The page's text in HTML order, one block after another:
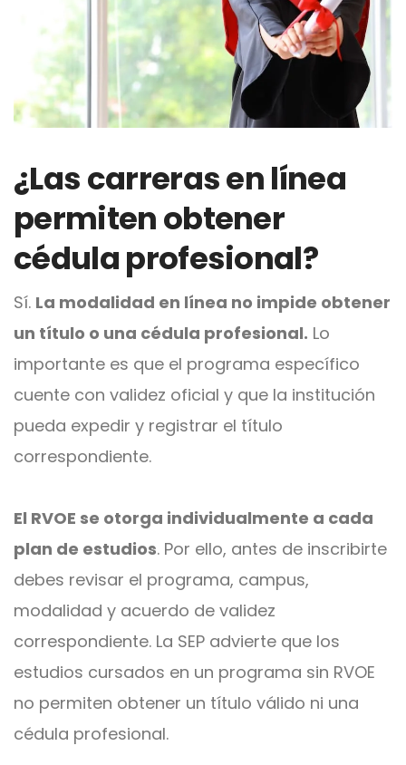
¿Las carreras en línea
permiten obtener
cédula profesional?
Sí. La modalidad en línea no impide obtener
un título o una cédula profesional. Lo
importante es que el programa específico
cuente con validez oficial y que la institución
pueda expedir y registrar el título
correspondiente.
El RVOE se otorga individualmente a cada
plan de estudios. Por ello, antes de inscribirte
debes revisar el programa, campus,
modalidad y acuerdo de validez
correspondiente. La SEP advierte que los
estudios cursados en un programa sin RVOE
no permiten obtener un título válido ni una
cédula profesional.